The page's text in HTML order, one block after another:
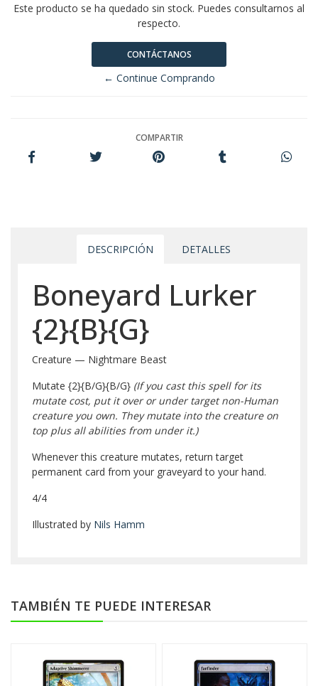
Este producto se ha quedado sin stock. Puedes consultarnos al
respecto.
CONTÁCTANOS
← Continue Comprando
COMPARTIR
DESCRIPCIÓN DETALLES
Boneyard Lurker
{2}{B}{G}
Creature — Nightmare Beast
Mutate {2}{B/G}{B/G} (If you cast this spell for its
mutate cost, put it over or under target non-Human
creature you own. They mutate into the creature on
top plus all abilities from under it.)
Whenever this creature mutates, return target
permanent card from your graveyard to your hand.
4/4
Illustrated by Nils Hamm
TAMBIÉN TE PUEDE INTERESAR